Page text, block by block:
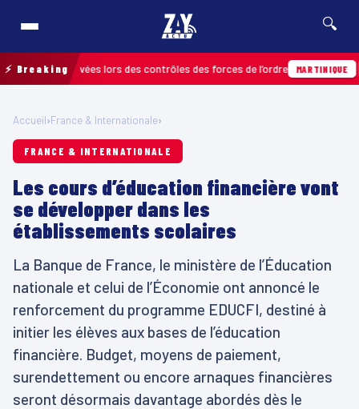
🔍
⚡ Breaking
relevées lors des contrôles des forces de l’ordre MARTINIQUE 04/08
Accueil›France & Internationale›
FRANCE & INTERNATIONALE
Les cours d’éducation financière vont
se développer dans les
établissements scolaires
La Banque de France, le ministère de l’Éducation
nationale et celui de l’Économie ont annoncé le
renforcement du programme EDUCFI, destiné à
initier les élèves aux bases de l’éducation
financière. Budget, moyens de paiement,
surendettement ou encore arnaques financières
seront désormais davantage abordés dès le